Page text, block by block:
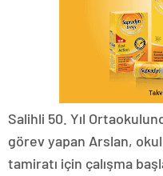
Salihli 50. Yıl
görev yapan Arslan,
tamiratı için çalışma